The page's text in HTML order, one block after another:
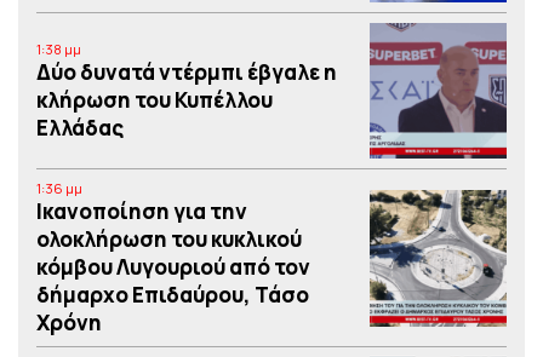
1:38 μμ
Δύο δυνατά ντέρμπι έβγαλε η
κλήρωση του Κυπέλλου
Ελλάδας
1:36 μμ
Iκανοποίηση για την
ολοκλήρωση του κυκλικού
κόμβου Λυγουριού από τον
δήμαρχο Επιδαύρου, Τάσο
Χρόνη